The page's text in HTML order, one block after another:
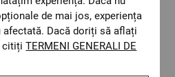
de mai jos, experiența
afectată. Dacă doriți să aflați
citițiTERMENI GENERALI DE